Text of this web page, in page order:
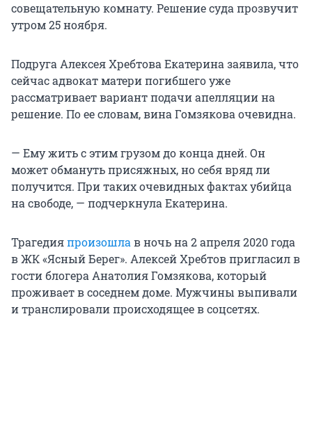
совещательную комнату. Решение суда прозвучит
утром 25 ноября.
Подруга Алексея Хребтова Екатерина заявила, что
сейчас адвокат матери погибшего уже
рассматривает вариант подачи апелляции на
решение. По ее словам, вина Гомзякова очевидна.
— Ему жить с этим грузом до конца дней. Он
может обмануть присяжных, но себя вряд ли
получится. При таких очевидных фактах убийца
на свободе, — подчеркнула Екатерина.
Трагедияпроизошла в ночь на 2 апреля 2020 года
в ЖК «Ясный Берег». Алексей Хребтов пригласил в
гости блогера Анатолия Гомзякова, который
проживает в соседнем доме. Мужчины выпивали
и транслировали происходящее в соцсетях.